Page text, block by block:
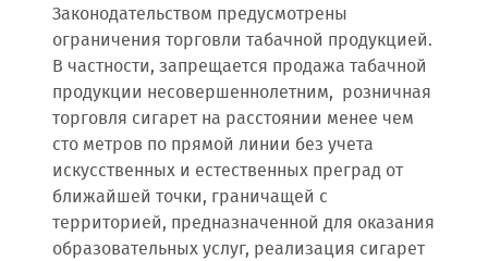
Законодательством предусмотрены
ограничения торговли табачной продукцией.
В частности, запрещается продажа табачной
продукции несовершеннолетним, розничная
торговля сигарет на расстоянии менее чем
сто метров по прямой линии без учета
искусственных и естественных преград от
ближайшей точки, граничащей с
территорией, предназначенной для оказания
образовательных услуг, реализация сигарет